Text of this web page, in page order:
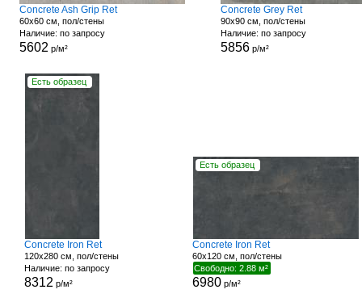
Concrete Ash Grip Ret
60x60 см, пол/стены
Наличие: по запросу
5602 р/м²
Concrete Grey Ret
90x90 см, пол/стены
Наличие: по запросу
5856р/м²
Есть образец
Concrete Iron Ret
120x280 см, пол/стены
Наличие: по запросу
8312 р/м²
Есть образец
Concrete Iron Ret
60x120 см, пол/стены
Свободно: 2.88 м²
6980 р/м²